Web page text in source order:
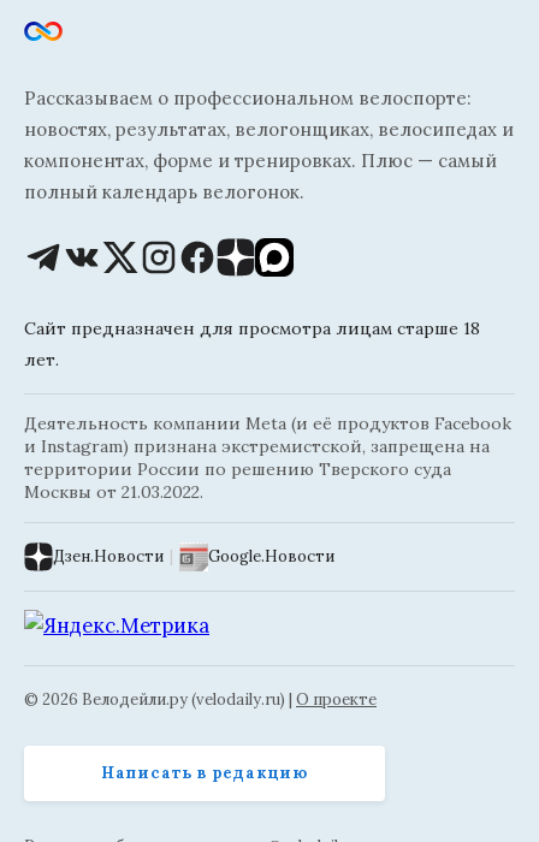
Рассказываем о профессиональном велоспорте:
новостях, результатах, велогонщиках, велосипедах и
компонентах, форме и тренировках. Плюс — самый
полный календарь велогонок.
Сайт предназначен для просмотра лицам старше 18
лет.
Деятельность компании Meta (и её продуктов Facebook
и Instagram) признана экстремистской, запрещена на
территории России по решению Тверского суда
Москвы от 21.03.2022.
Дзен.Новости | Google.Новости
© 2026 Велодейли.ру (velodaily.ru) | О проекте
Написать в редакцию